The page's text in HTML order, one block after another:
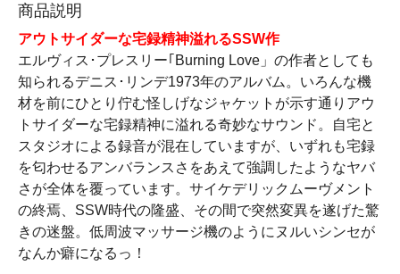
商品説明
アウトサイダーな宅録精神溢れるSSW作
エルヴィス･プレスリー｢Burning Love」の作者としても
知られるデニス･リンデ1973年のアルバム。いろんな機
材を前にひとり佇む怪しげなジャケットが示す通りアウ
トサイダーな宅録精神に溢れる奇妙なサウンド。自宅と
スタジオによる録音が混在していますが、いずれも宅録
を匂わせるアンバランスさをあえて強調したようなヤバ
さが全体を覆っています。サイケデリックムーヴメント
の終焉、SSW時代の隆盛、その間で突然変異を遂げた驚
きの迷盤。低周波マッサージ機のようにヌルいシンセが
なんか癖になるっ！